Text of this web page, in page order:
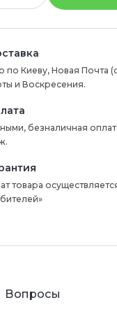
по Киеву, Новая Почта
и Воскресения.
безналичная
товара
Вопросы